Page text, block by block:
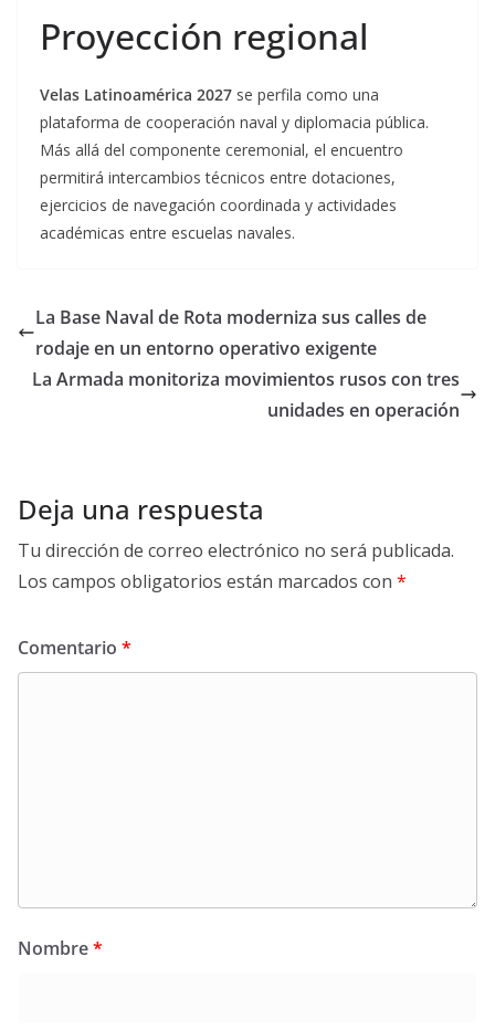
Proyección regional
Velas Latinoamérica 2027 se perfila como una
plataforma de cooperación naval y diplomacia pública.
Más allá del componente ceremonial, el encuentro
permitirá intercambios técnicos entre dotaciones,
ejercicios de navegación coordinada y actividades
académicas entre escuelas navales.
La Base Naval de Rota moderniza sus calles de
rodaje en un entorno operativo exigente
La Armada monitoriza movimientos rusos con tres
unidades en operación
Deja una respuesta
Tu dirección de correo electrónico no será publicada.
Los campos obligatorios están marcados con *
Comentario *
Nombre*